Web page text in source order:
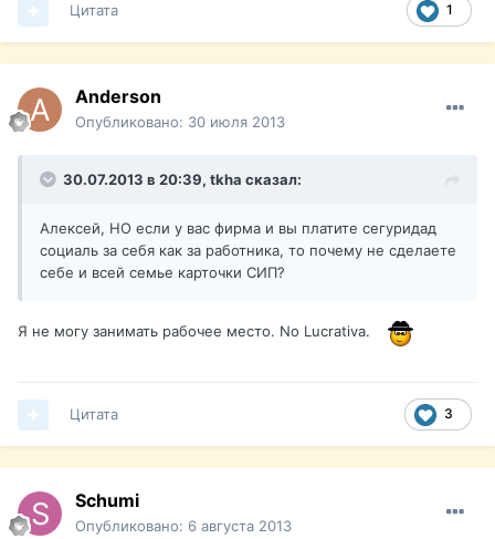
1
Цитата
Anderson
Опубликовано: 30 июля 2013
30.07.2013 в 20:39, tkha сказал:
Алексей, НО если у вас фирма и вы платите сегуридад
социаль за себя как за работника, то почему не сделаете
себе и всей семье карточки СИП?
Я не могу занимать рабочее место. No Lucrativa.
3
Цитата
Schumi
Опубликовано: 6 августа 2013